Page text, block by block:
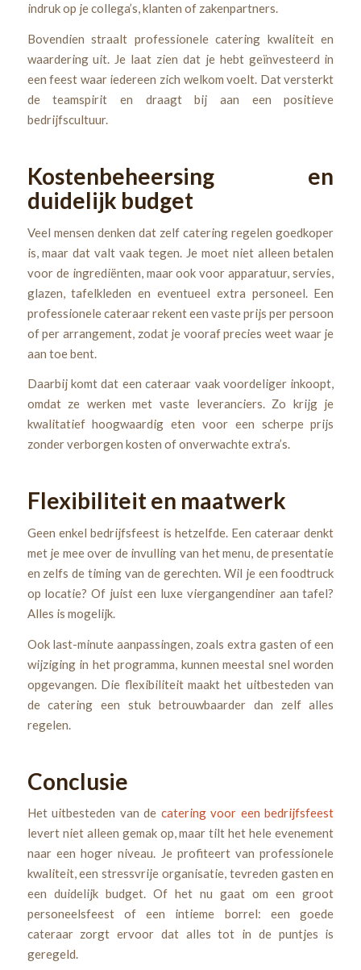
indruk op je collega’s, klanten of zakenpartners.
Bovendien straalt professionele catering kwaliteit en
waardering uit. Je laat zien dat je hebt geïnvesteerd in
een feest waar iedereen zich welkom voelt. Dat versterkt
de teamspirit en draagt bij aan een positieve
bedrijfscultuur.
Kostenbeheersing en
duidelijk budget
Veel mensen denken dat zelf catering regelen goedkoper
is, maar dat valt vaak tegen. Je moet niet alleen betalen
voor de ingrediënten, maar ook voor apparatuur, servies,
glazen, tafelkleden en eventueel extra personeel. Een
professionele cateraar rekent een vaste prijs per persoon
of per arrangement, zodat je vooraf precies weet waar je
aan toe bent.
Daarbij komt dat een cateraar vaak voordeliger inkoopt,
omdat ze werken met vaste leveranciers. Zo krijg je
kwalitatief hoogwaardig eten voor een scherpe prijs
zonder verborgen kosten of onverwachte extra’s.
Flexibiliteit en maatwerk
Geen enkel bedrijfsfeest is hetzelfde. Een cateraar denkt
met je mee over de invulling van het menu, de presentatie
en zelfs de timing van de gerechten. Wil je een foodtruck
op locatie? Of juist een luxe viergangendiner aan tafel?
Alles is mogelijk.
Ook last-minute aanpassingen, zoals extra gasten of een
wijziging in het programma, kunnen meestal snel worden
opgevangen. Die flexibiliteit maakt het uitbesteden van
de catering een stuk betrouwbaarder dan zelf alles
regelen.
Conclusie
Het uitbesteden van de catering voor een bedrijfsfeest
levert niet alleen gemak op, maar tilt het hele evenement
naar een hoger niveau. Je profiteert van professionele
kwaliteit, een stressvrije organisatie, tevreden gasten en
een duidelijk budget. Of het nu gaat om een groot
personeelsfeest of een intieme borrel: een goede
cateraar zorgt ervoor dat alles tot in de puntjes is
geregeld.